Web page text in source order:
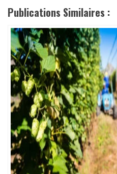
Publications Similaires :